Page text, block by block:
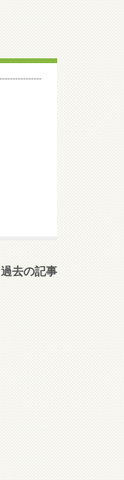
過去の記事